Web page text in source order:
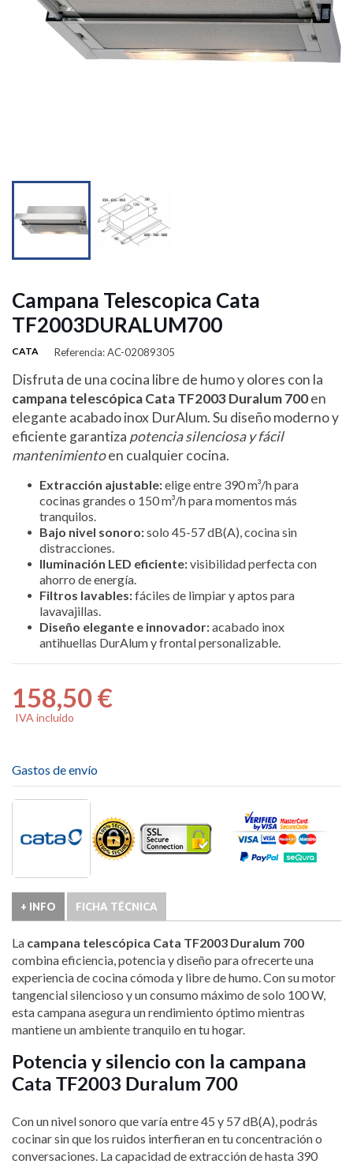

Campana Telescopica Cata
TF2003DURALUM700
CATA Referencia: AC-02089305
Disfruta de una cocina libre de humo y olores con la
campana telescópica Cata TF2003 Duralum 700en
elegante acabado inox DurAlum. Su diseño moderno y
eficiente garantiza potencia silenciosa y fácil
mantenimientoen cualquier cocina.
Extracción ajustable:elige entre 390 m³/h para
cocinas grandes o 150 m³/h para momentos más
tranquilos.
Bajo nivel sonoro:solo 45-57 dB(A), cocina sin
distracciones.
Iluminación LED eficiente:visibilidad perfecta con
ahorro de energía.
Filtros lavables:fáciles de limpiar y aptos para
lavavajillas.
Diseño elegante e innovador:acabado inox
antihuellas DurAlum y frontal personalizable.
158,50 €
IVA incluido
Gastos de envío
+ INFO FICHA TÉCNICA
La campana telescópica Cata TF2003 Duralum 700
combina eficiencia, potencia y diseño para ofrecerte una
experiencia de cocina cómoda y libre de humo. Con su motor
tangencial silencioso y un consumo máximo de solo 100 W,
esta campana asegura un rendimiento óptimo mientras
mantiene un ambiente tranquilo en tu hogar.
Potencia y silencio con la campana
Cata TF2003 Duralum 700
Con un nivel sonoro que varía entre 45 y 57 dB(A), podrás
cocinar sin que los ruidos interfieran en tu concentración o
conversaciones. La capacidad de extracción de hasta 390